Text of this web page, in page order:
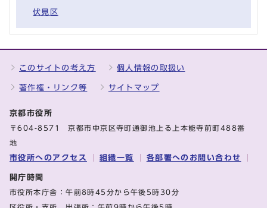
伏見区
このサイトの考え方 個人情報の取扱い
著作権・リンク等 サイトマップ
京都市役所
〒604-8571 京都市中京区寺町通御池上る上本能寺前町488番
地
市役所へのアクセス 組織一覧 各部署へのお問い合わせ
開庁時間
市役所本庁舎：午前8時45分から午後5時30分